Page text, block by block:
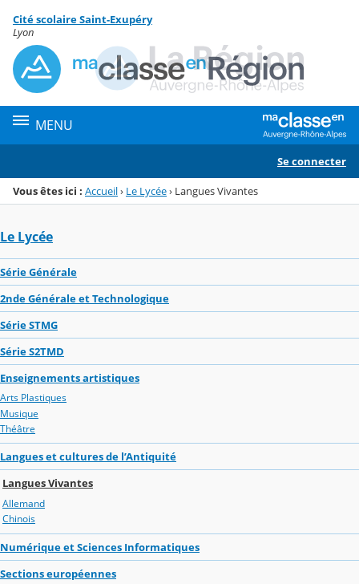
Menu de la rubrique
Contenu
Cité scolaire Saint-Exupéry
Lyon
MENU
Se connecter
Vous êtes ici : Accueil› Le Lycée› Langues Vivantes
Le Lycée
Série Générale
2nde Générale et Technologique
Série STMG
Série S2TMD
Enseignements artistiques
Arts Plastiques
Musique
Théâtre
Langues et cultures de l’Antiquité
Langues Vivantes
Allemand
Chinois
Numérique et Sciences Informatiques
Sections européennes